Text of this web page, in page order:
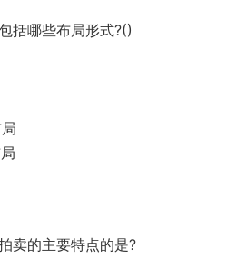
括哪些布局形式?()
卖的主要特点的是?